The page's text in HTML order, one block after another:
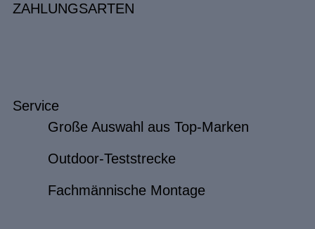
ZAHLUNGSARTEN
Service
Große Auswahl aus Top-Marken
Outdoor-Teststrecke
Fachmännische Montage